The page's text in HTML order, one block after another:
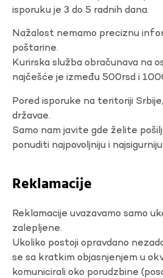
isporuku je 3 do 5 radnih dana.
Nažalost nemamo preciznu
poštarine.
Kurirska služba obračunava na
najčešće je između 500rsd i
Pored isporuke na teritoriji
državae.
Samo nam javite gde želite
ponuditi najpovoljniju i
Reklamacije
Reklamacije uvazavamo samo
zalepljene.
Ukoliko postoji opravdano
se sa kratkim objasnjenjem u
komunicirali oko porudzbine